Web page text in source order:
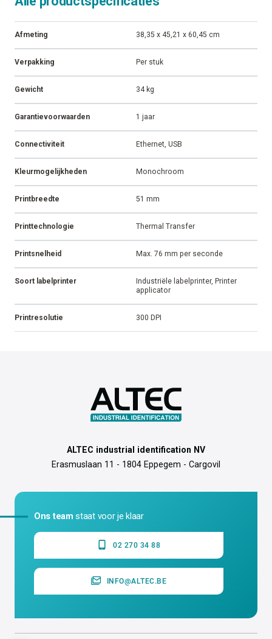
Afmeting 38,35 x 45,21 x 60,45 cm
Verpakking Per stuk
Gewicht 34 kg
Garantievoorwaarden 1 jaar
Connectiviteit Ethernet, USB
Kleurmogelijkheden Monochroom
Printbreedte 51 mm
Printtechnologie Thermal Transfer
Printsnelheid Max. 76 mm per seconde
Soort labelprinter
Industriële labelprinter, Printer
applicator
Printresolutie 300 DPI
ALTEC industrial identification NV
Erasmuslaan 11 - 1804 Eppegem - Cargovil
Ons team staat voor je klaar
02 270 34 88
INFO@ALTEC.BE